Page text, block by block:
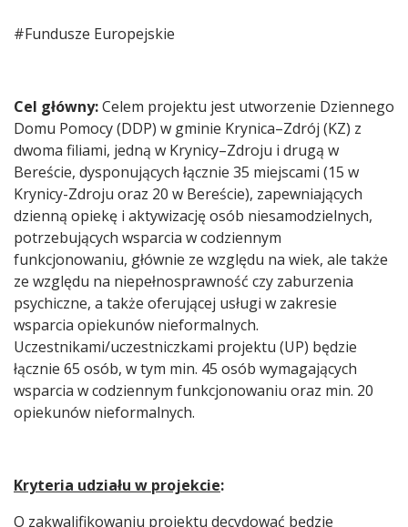
#Fundusze Europejskie
Cel główny:Celem projektu jest utworzenie Dziennego
Domu Pomocy (DDP) w gminie Krynica–Zdrój (KZ) z
dwoma filiami, jedną w Krynicy–Zdroju i drugą w
Bereście, dysponujących łącznie 35 miejscami (15 w
Krynicy-Zdroju oraz 20 w Bereście), zapewniających
dzienną opiekę i aktywizację osób niesamodzielnych,
potrzebujących wsparcia w codziennym
funkcjonowaniu, głównie ze względu na wiek, ale także
ze względu na niepełnosprawność czy zaburzenia
psychiczne, a także oferującej usługi w zakresie
wsparcia opiekunów nieformalnych.
Uczestnikami/uczestniczkami projektu (UP) będzie
łącznie 65 osób, w tym min. 45 osób wymagających
wsparcia w codziennym funkcjonowaniu oraz min. 20
opiekunów nieformalnych.
Kryteria udziału w projekcie:
O zakwalifikowaniu projektu decydować będzie